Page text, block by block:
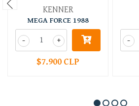
KENNER
MEGA FORCE 1988
+
-
$7.900 CLP
-